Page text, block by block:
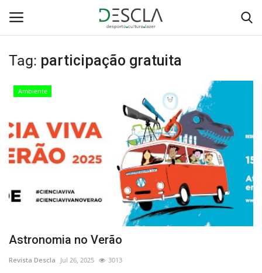
Login Registar
...by Descla
Desporto
Contactos
Tag: participação gratuita
Ambiente
Astronomia no Verão
Revista Descla Jul 26, 2025 3013